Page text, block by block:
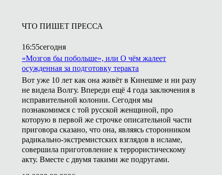
ЧТО ПИШЕТ ПРЕССА
16:55сегодня
«Мозгов бы побольше», или О чём жалеет
осужденная за подготовку теракта
Вот уже 10 лет как она живёт в Кинешме и ни разу
не видела Волгу. Впереди ещё 4 года заключения в
исправительной колонии. Сегодня мы
познакомимся с той русской женщиной, про
которую в первой же строчке описательной части
приговора сказано, что она, являясь сторонником
радикально-экстремистских взглядов в исламе,
совершила приготовление к террористическому
акту. Вместе с двумя такими же подругами.